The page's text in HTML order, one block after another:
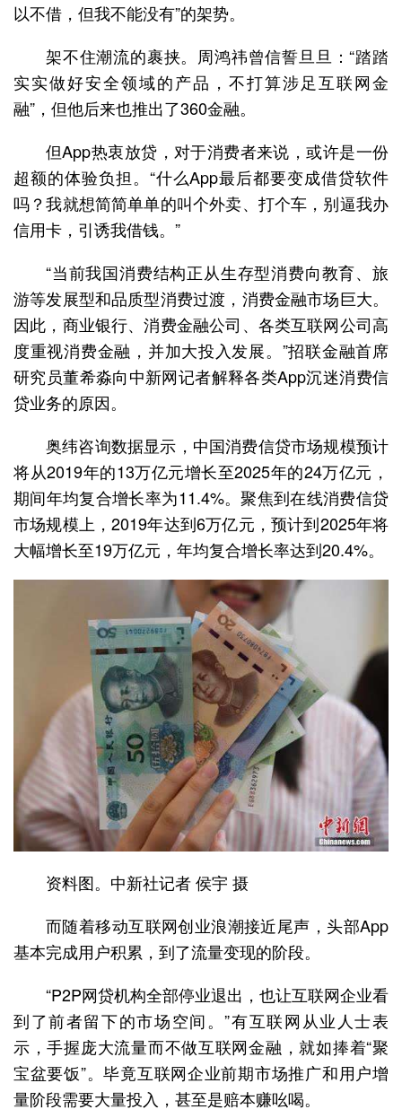
以不借，但我不能没有”的架势。
架不住潮流的裹挟。周鸿祎曾信誓旦旦：“踏踏
实实做好安全领域的产品，不打算涉足互联网金
融”，但他后来也推出了360金融。
但App热衷放贷，对于消费者来说，或许是一份
超额的体验负担。“什么App最后都要变成借贷软件
吗？我就想简简单单的叫个外卖、打个车，别逼我办
信用卡，引诱我借钱。”
“当前我国消费结构正从生存型消费向教育、旅
游等发展型和品质型消费过渡，消费金融市场巨大。
因此，商业银行、消费金融公司、各类互联网公司高
度重视消费金融，并加大投入发展。”招联金融首席
研究员董希淼向中新网记者解释各类App沉迷消费信
贷业务的原因。
奥纬咨询数据显示，中国消费信贷市场规模预计
将从2019年的13万亿元增长至2025年的24万亿元，
期间年均复合增长率为11.4%。聚焦到在线消费信贷
市场规模上，2019年达到6万亿元，预计到2025年将
大幅增长至19万亿元，年均复合增长率达到20.4%。
资料图。中新社记者 侯宇 摄
而随着移动互联网创业浪潮接近尾声，头部App
基本完成用户积累，到了流量变现的阶段。
“P2P网贷机构全部停业退出，也让互联网企业看
到了前者留下的市场空间。”有互联网从业人士表
示，手握庞大流量而不做互联网金融，就如捧着“聚
宝盆要饭”。毕竟互联网企业前期市场推广和用户增
量阶段需要大量投入，甚至是赔本赚吆喝。